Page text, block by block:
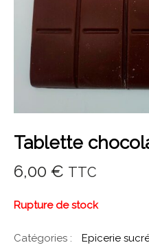
Tablette
6,00 € TTC
Rupture de stock
Catégories : Epicerie